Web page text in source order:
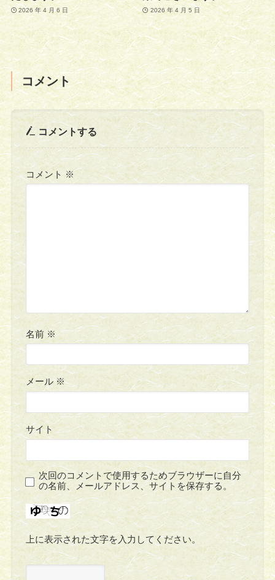
2026 年 4 月 6 日 2026 年 4 月 5 日
コメント
コメントする
コメント ※
名前 ※
メール※
サイト
次回のコメントで使用するためブラウザーに自分
の名前、メールアドレス、サイトを保存する。
上に表示された文字を入力してください。